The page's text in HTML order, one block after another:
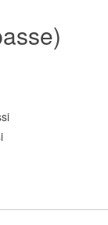
i
i